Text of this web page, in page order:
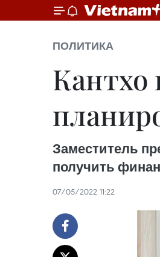
ПОЛИТИКА
Кантхо
Заместитель
получить
07/05/2022 11:22